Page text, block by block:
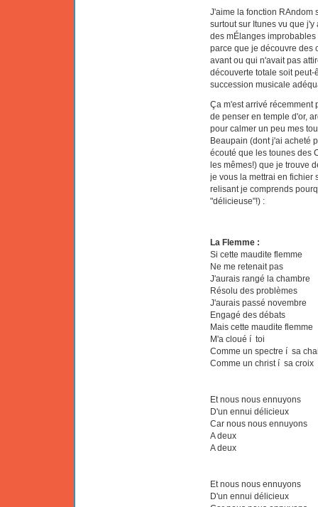
J'aime la fonction RAndom
surtout sur Itunes vu que
des mÉlanges
parce que je découvre des
avant ou qui n'avait pas
découverte totale soit
succession musicale
Ça m'est arrivé récemment
de penser en temple d'or,
pour calmer un peu mes
Beaupain (dont j'ai acheté
écouté que les tounes des
les mêmes!) que je trouve
je vous la mettrai en fichier
relisant je comprends
"délicieuse"!) :
La Flemme :
Si cette maudite flemme
Ne me retenait pas
J'aurais rangé la chambre
Résolu des problèmes
J'aurais passé novembre
Engagé des débats
Mais cette maudite flemme
M'a cloué í toi
Comme un spectre í sa
Comme un christ í sa croix
Et nous nous ennuyons
D'un ennui délicieux
Car nous nous ennuyons
A deux
A deux
Et nous nous ennuyons
D'un ennui délicieux